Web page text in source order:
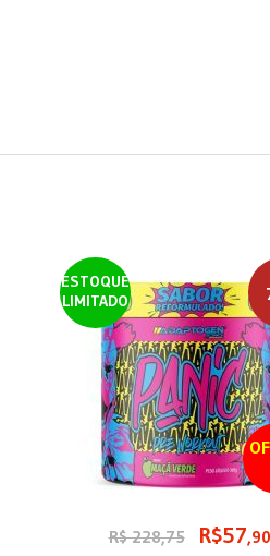
ESTOQUE
LIMITADO
R$ 228,75 R$57,90